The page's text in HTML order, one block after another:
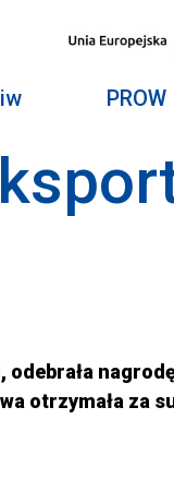
PROW
otrzymała za